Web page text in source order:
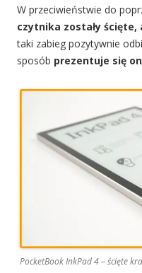
W przeciwieństwie do
czytnika zostały ścięte,
taki zabieg pozytywnie
sposób prezentuje się
PocketBook InkPad 4 – ścięte